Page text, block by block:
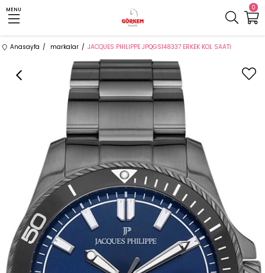
0
MENU
Anasayfa markalar JACQUES PHILIPPE JPQGS148337 ERKEK KOL SAATİ